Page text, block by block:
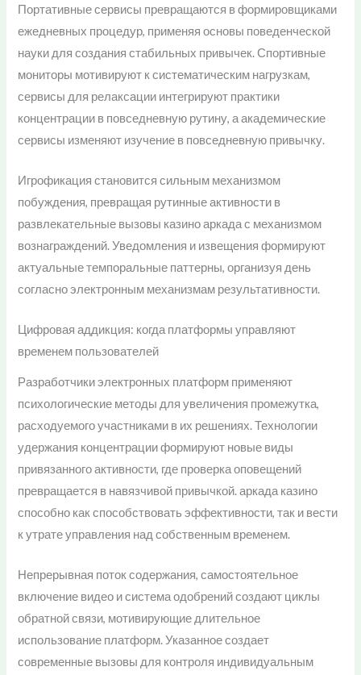
Портативные сервисы превращаются в формировщиками
ежедневных процедур, применяя основы поведенческой
науки для создания стабильных привычек. Спортивные
мониторы мотивируют к систематическим нагрузкам,
сервисы для релаксации интегрируют практики
концентрации в повседневную рутину, а академические
сервисы изменяют изучение в повседневную привычку.
Игрофикация становится сильным механизмом
побуждения, превращая рутинные активности в
развлекательные вызовы казино аркада с механизмом
вознаграждений. Уведомления и извещения формируют
актуальные темпоральные паттерны, организуя день
согласно электронным механизмам результативности.
Цифровая аддикция: когда платформы управляют
временем пользователей
Разработчики электронных платформ применяют
психологические методы для увеличения промежутка,
расходуемого участниками в их решениях. Технологии
удержания концентрации формируют новые виды
привязанного активности, где проверка оповещений
превращается в навязчивой привычкой. аркада казино
способно как способствовать эффективности, так и вести
к утрате управления над собственным временем.
Непрерывная поток содержания, самостоятельное
включение видео и система одобрений создают циклы
обратной связи, мотивирующие длительное
использование платформ. Указанное создает
современные вызовы для контроля индивидуальным